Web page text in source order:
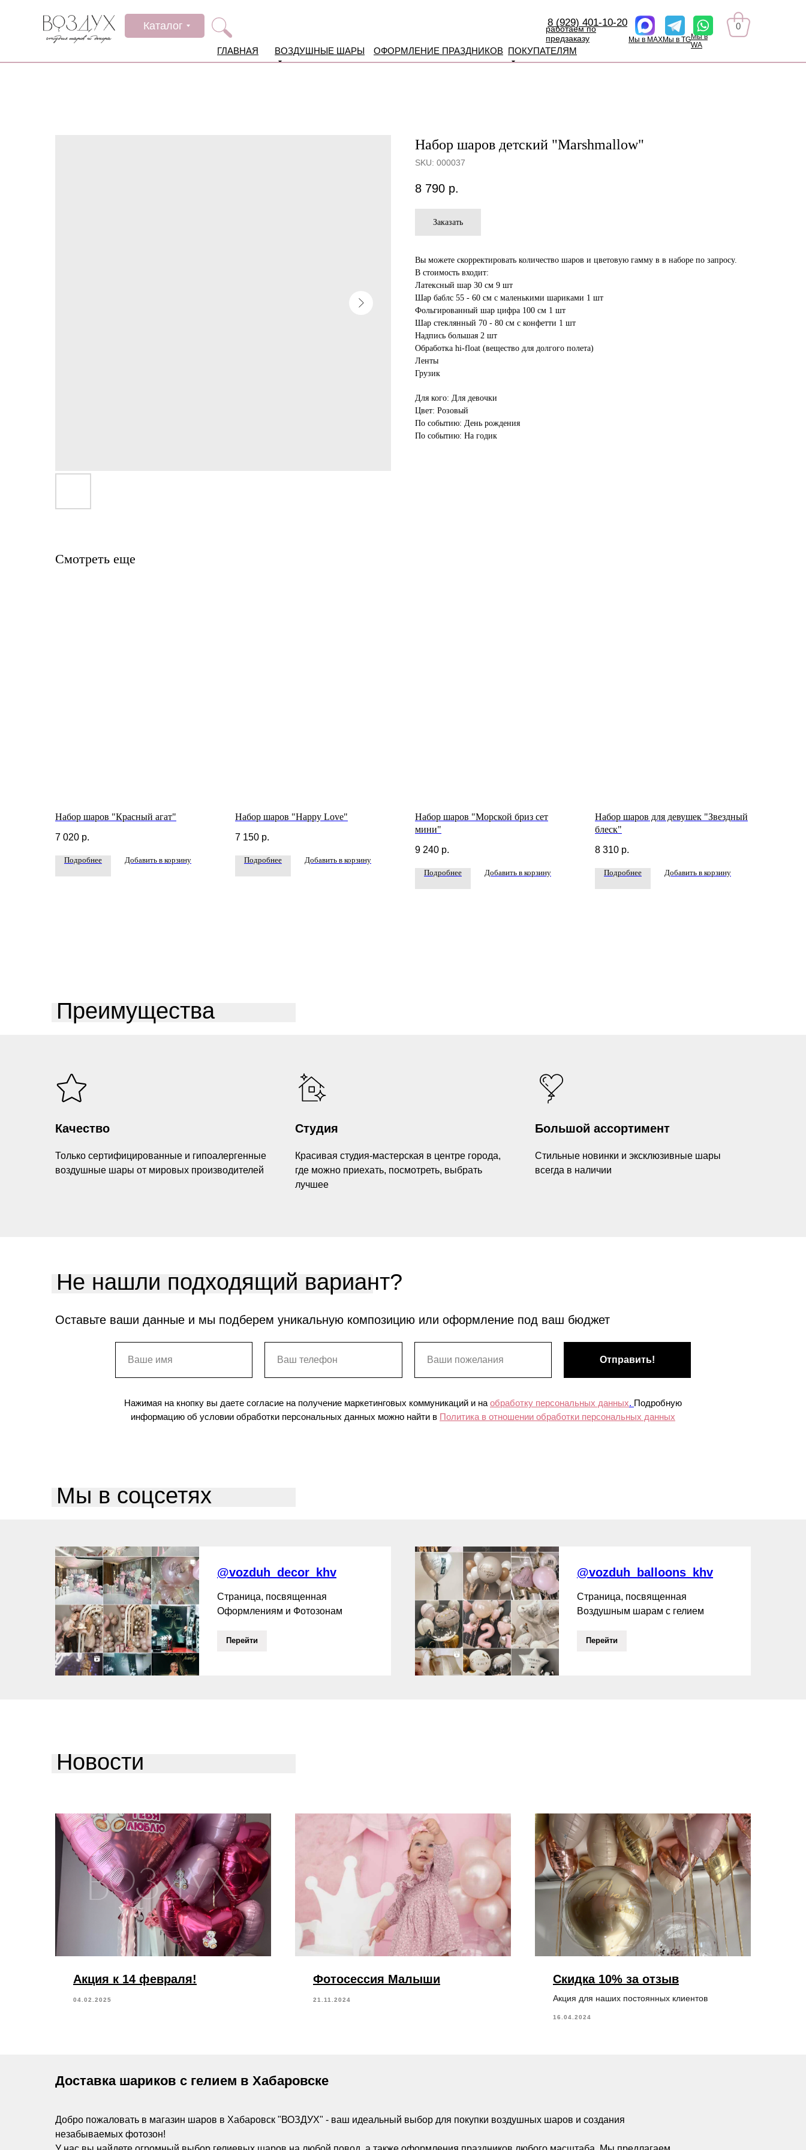
ВОЗДУШНЫЕ ШАРЫ
ГЛАВНАЯ ОФОРМЛЕНИЕ ПРАЗДНИКОВ ПОКУПАТЕЛЯМ
8 (929) 401-10-20
работаем по
предзаказу
Мы в MAXМы в TGМы в
WA
0
Каталог
Набор шаров детский "Marshmallow"
SKU: 000037
8 790 р.
Заказать
Вы можете скорректировать количество шаров и цветовую гамму в в наборе по запросу.
В стоимость входит:
Латексный шар 30 см 9 шт
Шар баблс 55 - 60 см с маленькими шариками 1 шт
Фольгированный шар цифра 100 см 1 шт
Шар стеклянный 70 - 80 см с конфетти 1 шт
Надпись большая 2 шт
Обработка hi-float (вещество для долгого полета)
Ленты
Грузик
Для кого: Для девочки
Цвет: Розовый
По событию: День рождения
По событию: На годик
Смотреть еще
Набор шаров "Красный агат"
7 020 р.
Подробнее Добавить в корзину
Набор шаров "Happy Love"
7 150 р.
Подробнее Добавить в корзину
Набор шаров "Морской бриз сет
мини"
9 240 р.
Подробнее Добавить в корзину
Набор шаров для девушек "Звездный
блеск"
8 310 р.
Подробнее Добавить в корзину
Преимущества
Качество
Только сертифицированные и гипоалергенные
воздушные шары от мировых производителей
Студия
Красивая студия-мастерская в центре города,
где можно приехать, посмотреть, выбрать
лучшее
Большой ассортимент
Стильные новинки и эксклюзивные шары
всегда в наличии
Не нашли подходящий вариант?
Оставьте ваши данные и мы подберем уникальную композицию или оформление под ваш бюджет
Отправить!
Нажимая на кнопку вы даете согласие на получение маркетинговых коммуникаций и на обработку персональных данных. Подробную
информацию об условии обработки персональных данных можно найти в Политика в отношении обработки персональных данных
Мы в соцсетях
@vozduh_decor_khv
Страница, посвященная
Оформлениям и Фотозонам
Перейти
@vozduh_balloons_khv
Страница, посвященная
Воздушным шарам с гелием
Перейти
Новости
Акция к 14 февраля!
04.02.2025
Фотосессия Малыши
21.11.2024
Скидка 10% за отзыв
Акция для наших постоянных клиентов
16.04.2024
Доставка шариков с гелием в Хабаровске
Добро пожаловать в магазин шаров в Хабаровск "ВОЗДУХ" - ваш идеальный выбор для покупки воздушных шаров и создания
незабываемых фотозон!